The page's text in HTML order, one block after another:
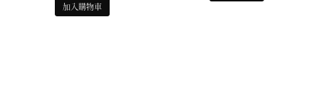
加入購物車